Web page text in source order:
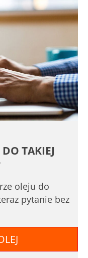
DO TAKIEJ
oleju do
pytanie bez